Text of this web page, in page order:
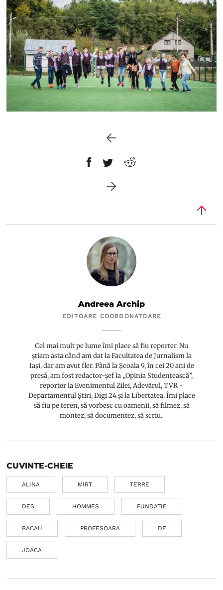
Andreea Archip
EDITOARE COORDONATOARE
Cel mai mult pe lume îmi place să fiu reporter. Nu
știam asta când am dat la Facultatea de Jurnalism la
Iași, dar am avut fler. Până la Școala 9, în cei 20 ani de
presă, am fost redactor-șef la „Opinia Studențească”,
reporter la Evenimentul Zilei, Adevărul, TVR -
Departamentul Știri, Digi 24 și la Libertatea. Îmi place
să fiu pe teren, să vorbesc cu oamenii, să filmez, să
montez, să documentez, să scriu.
CUVINTE-CHEIE
ALINA MIRT TERRE
DES HOMMES FUNDATIE
BACAU PROFESOARA DE
JOACA